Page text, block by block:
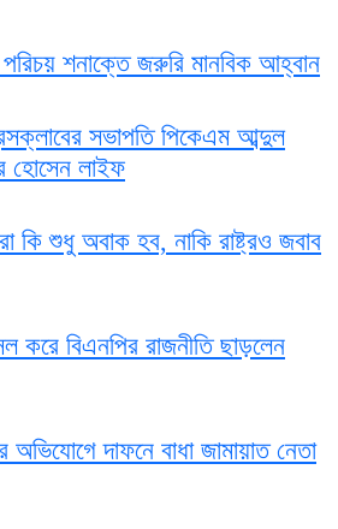
পরিচয় শনাক্তে জরুরি মানবিক আহ্বান
সভাপতি পিকেএম আব্দুল
হোসেন লাইফ
কি শুধু অবাক হব, নাকি রাষ্ট্রও জবাব
করে বিএনপির রাজনীতি ছাড়লেন
অভিযোগে দাফনে বাধা জামায়াত নেতা